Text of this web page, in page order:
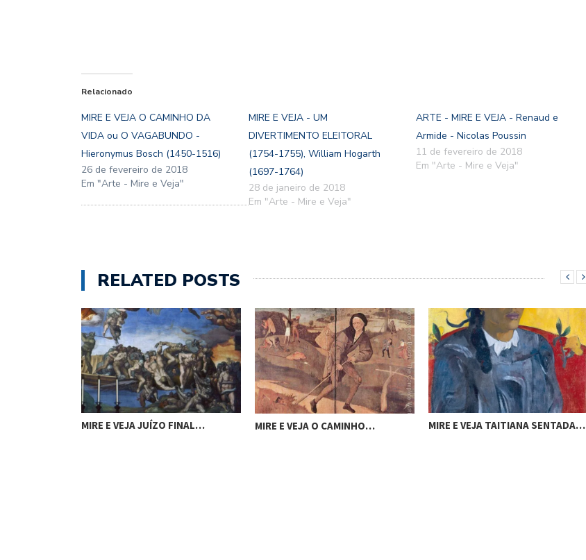
Relacionado
MIRE E VEJA O CAMINHO DA
VIDA ou O VAGABUNDO -
Hieronymus Bosch (1450-1516)
26 de fevereiro de 2018
Em "Arte - Mire e Veja"
MIRE E VEJA - UM
DIVERTIMENTO ELEITORAL
(1754-1755), William Hogarth
(1697-1764)
28 de janeiro de 2018
Em "Arte - Mire e Veja"
ARTE - MIRE E VEJA - Renaud e
Armide - Nicolas Poussin
11 de fevereiro de 2018
Em "Arte - Mire e Veja"
RELATED POSTS
MIRE E VEJA JUÍZO FINAL… MIRE E VEJA O CAMINHO… MIRE E VEJA TAITIANA SENTADA…